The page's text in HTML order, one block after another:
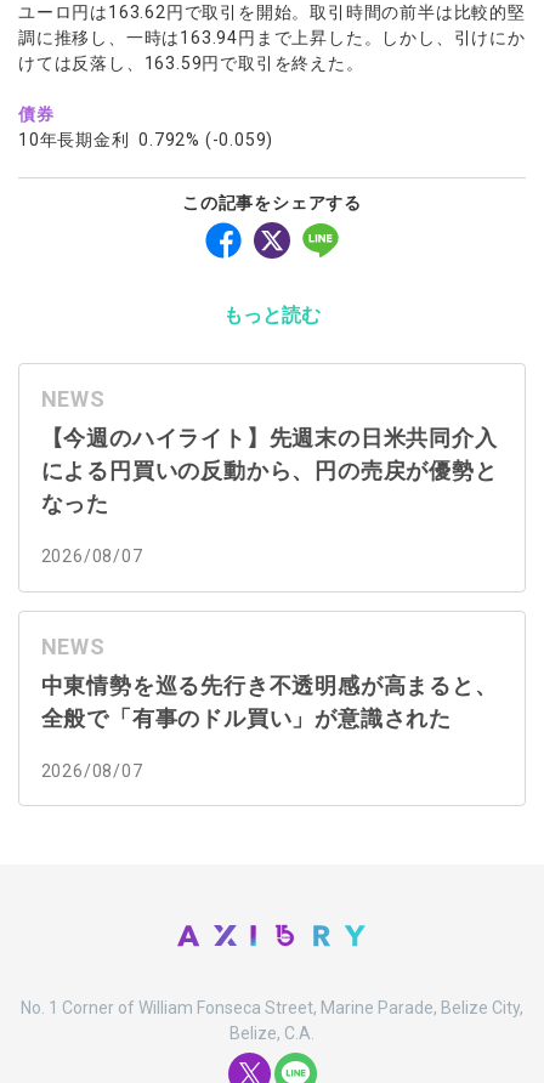
ユーロ円は163.62円で取引を開始。取引時間の前半は比較的堅
調に推移し、一時は163.94円まで上昇した。しかし、引けにか
けては反落し、163.59円で取引を終えた。
債券
10年長期金利 0.792% (-0.059)
この記事をシェアする
もっと読む
NEWS
【今週のハイライト】先週末の日米共同介入
による円買いの反動から、円の売戻が優勢と
なった
2026/08/07
NEWS
中東情勢を巡る先行き不透明感が高まると、
全般で「有事のドル買い」が意識された
2026/08/07
No. 1 Corner of William Fonseca Street, Marine Parade, Belize City,
Belize, C.A.